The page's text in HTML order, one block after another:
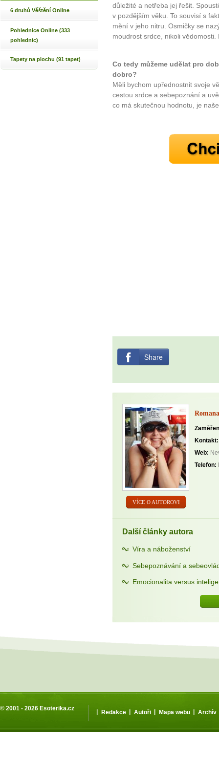
6 druhů Věštění Online
Pohlednice Online (333
pohlednic)
Tapety na plochu (91 tapet)
důležité a netřeba jej řešit.
v pozdějším věku. To souvisí s
mění v jeho nitru. Osmičky se
moudrost srdce, nikoli
Co tedy můžeme udělat pro
dobro?
Měli bychom upřednostnit svoje
cestou srdce a sebepoznání a
co má skutečnou hodnotu, je
Share
VÍCE O AUTOROVI
Kontakt:
Web:
Telefon:
Další články autora
Víra a náboženství
Sebepoznávání a
Emocionalita versus
© 2001 - 2026 Esoterika.cz
Redakce Autoři Mapa webu Archív